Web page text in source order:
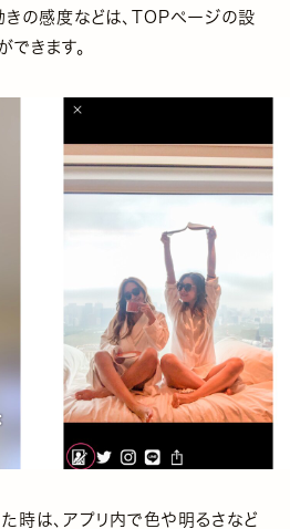
の感度などは、TOPページの設
できます。
時は、アプリ内で色や明るさなど